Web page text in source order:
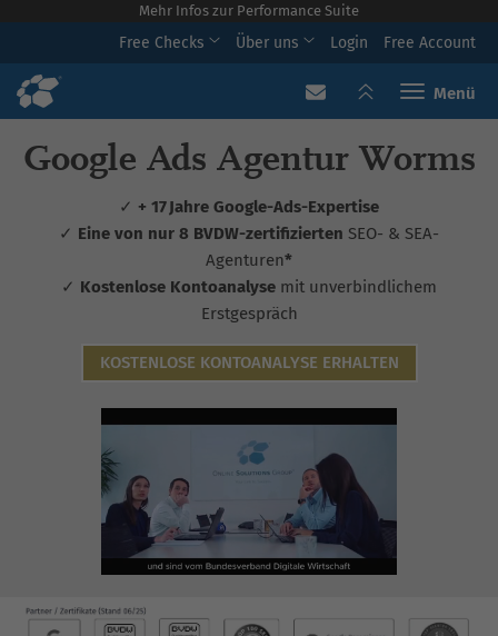
Mehr Infos zur Performance Suite
Free Checks Über uns Login Free Account
Toggle
Google Ads Agentur Worms
✓ + 17 Jahre Google-Ads-Expertise
✓ Eine von nur 8 BVDW-zertifizierten SEO- & SEA-
Agenturen*
✓ Kostenlose Kontoanalyse mit unverbindlichem
Erstgespräch
KOSTENLOSE KONTOANALYSE ERHALTEN